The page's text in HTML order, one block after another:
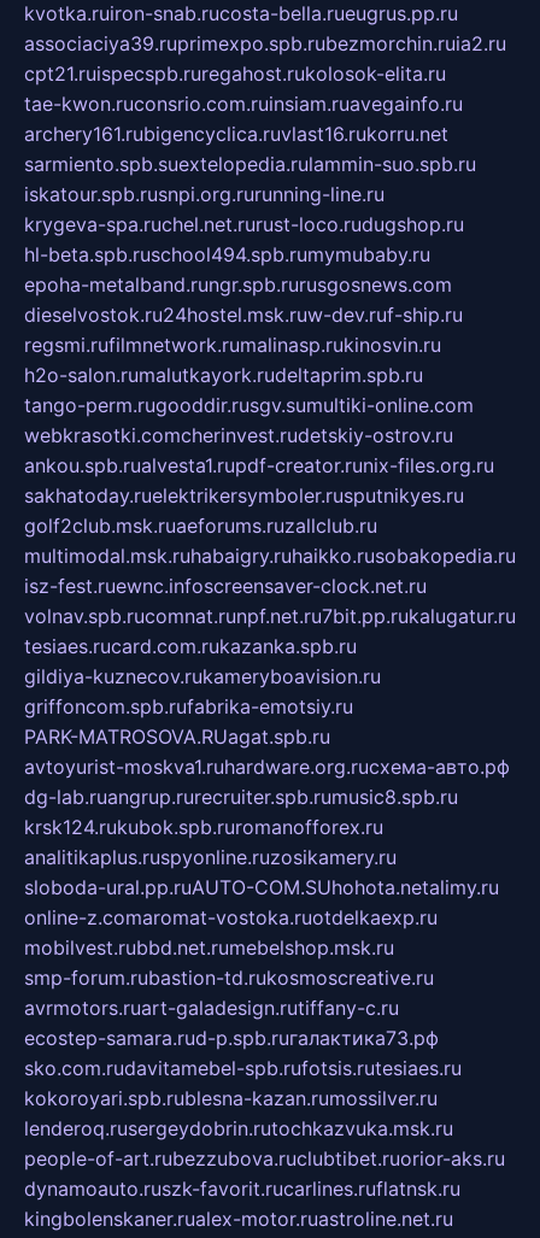
kvotka.ruiron-snab.rucosta-bella.rueugrus.pp.ru
associaciya39.ruprimexpo.spb.rubezmorchin.ruia2.ru
cpt21.ruispecspb.ruregahost.rukolosok-elita.ru
tae-kwon.ruconsrio.com.ruinsiam.ruavegainfo.ru
archery161.rubigencyclica.ruvlast16.rukorru.net
sarmiento.spb.suextelopedia.rulammin-suo.spb.ru
iskatour.spb.rusnpi.org.rurunning-line.ru
krygeva-spa.ruchel.net.rurust-loco.rudugshop.ru
hl-beta.spb.ruschool494.spb.rumymubaby.ru
epoha-metalband.rungr.spb.rurusgosnews.com
dieselvostok.ru24hostel.msk.ruw-dev.ruf-ship.ru
regsmi.rufilmnetwork.rumalinasp.rukinosvin.ru
h2o-salon.rumalutkayork.rudeltaprim.spb.ru
tango-perm.rugooddir.rusgv.sumultiki-online.com
webkrasotki.comcherinvest.rudetskiy-ostrov.ru
ankou.spb.rualvesta1.rupdf-creator.runix-files.org.ru
sakhatoday.ruelektrikersymboler.rusputnikyes.ru
golf2club.msk.ruaeforums.ruzallclub.ru
multimodal.msk.ruhabaigry.ruhaikko.rusobakopedia.ru
isz-fest.ruewnc.infoscreensaver-clock.net.ru
volnav.spb.rucomnat.runpf.net.ru7bit.pp.rukalugatur.ru
tesiaes.rucard.com.rukazanka.spb.ru
gildiya-kuznecov.rukameryboavision.ru
griffoncom.spb.rufabrika-emotsiy.ru
PARK-MATROSOVA.RUagat.spb.ru
avtoyurist-moskva1.ruhardware.org.ruсхема-авто.рф
dg-lab.ruangrup.rurecruiter.spb.rumusic8.spb.ru
krsk124.rukubok.spb.ruromanofforex.ru
analitikaplus.ruspyonline.ruzosikamery.ru
sloboda-ural.pp.ruAUTO-COM.SUhohota.netalimy.ru
online-z.comaromat-vostoka.ruotdelkaexp.ru
mobilvest.rubbd.net.rumebelshop.msk.ru
smp-forum.rubastion-td.rukosmoscreative.ru
avrmotors.ruart-galadesign.rutiffany-c.ru
ecostep-samara.rud-p.spb.ruгалактика73.рф
sko.com.rudavitamebel-spb.rufotsis.rutesiaes.ru
kokoroyari.spb.rublesna-kazan.rumossilver.ru
lenderoq.rusergeydobrin.rutochkazvuka.msk.ru
people-of-art.rubezzubova.ruclubtibet.ruorior-aks.ru
dynamoauto.ruszk-favorit.rucarlines.ruflatnsk.ru
kingbolenskaner.rualex-motor.ruastroline.net.ru